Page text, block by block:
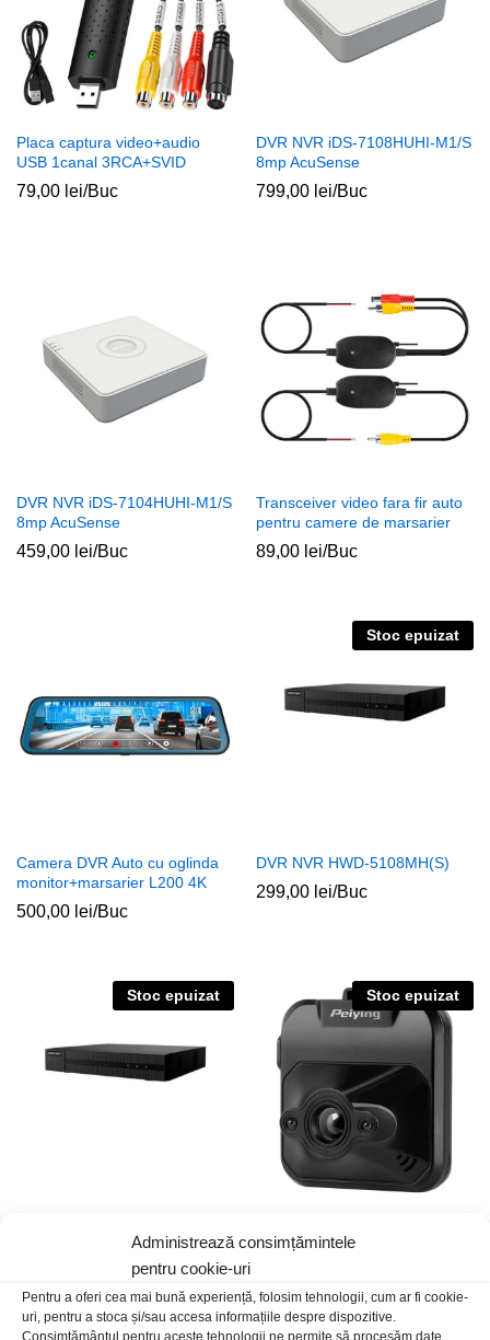
Administrează consimțămintele
pentru cookie-uri
Pentru a oferi cea mai bună experiență, folosim tehnologii, cum ar fi cookie-
uri, pentru a stoca și/sau accesa informațiile despre dispozitive.
Consimțământul pentru aceste tehnologii ne permite să procesăm date,
Placa captura video+audio
USB 1canal 3RCA+SVID
79,00 lei/Buc
DVR NVR iDS-7108HUHI-M1/S
8mp AcuSense
799,00 lei/Buc
DVR NVR iDS-7104HUHI-M1/S
8mp AcuSense
459,00 lei/Buc
Transceiver video fara fir auto
pentru camere de marsarier
89,00 lei/Buc
Camera DVR Auto cu oglinda
monitor+marsarier L200 4K
500,00 lei/Buc
Stoc epuizat
DVR NVR HWD-5108MH(S)
299,00 lei/Buc
Stoc epuizat Stoc epuizat
D110 720p